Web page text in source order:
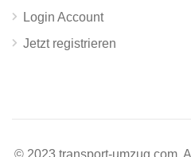
Login Account
Jetzt registrieren
© 2023 transport-umzug.com.